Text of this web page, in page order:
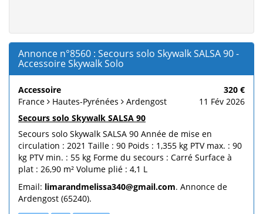
Annonce n°8560 : Secours solo Skywalk SALSA 90 -
Accessoire Skywalk Solo
Accessoire
320 €
France
Hautes-Pyrénées Ardengost
11 Fév 2026
Secours solo Skywalk SALSA 90
Secours solo Skywalk SALSA 90 Année de mise en
circulation : 2021 Taille : 90 Poids : 1,355 kg PTV max. : 90
kg PTV min. : 55 kg Forme du secours : Carré Surface à
plat : 26,90 m² Volume plié : 4,1 L
Email: limarandmelissa340@gmail.com. Annonce de
Ardengost (65240).